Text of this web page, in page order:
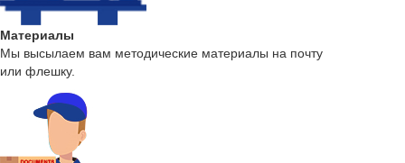
Материалы
Мы высылаем вам методические материалы на почту
или флешку.